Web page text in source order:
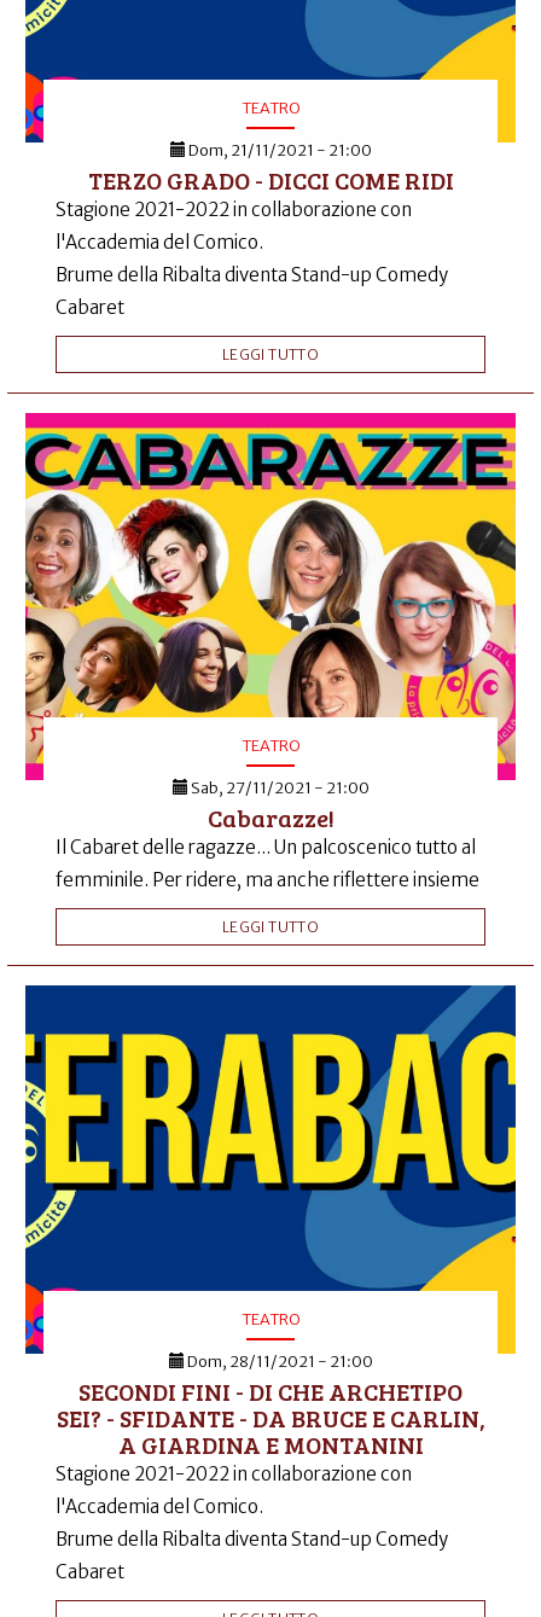
TEATRO
Dom, 21/11/2021 - 21:00
TERZO GRADO - DICCI COME RIDI
Stagione 2021-2022 in collaborazione con
l'Accademia del Comico.
Brume della Ribalta diventa Stand-up Comedy
Cabaret
LEGGI TUTTO
TEATRO
Sab, 27/11/2021 - 21:00
Cabarazze!
Il Cabaret delle ragazze... Un palcoscenico tutto al
femminile. Per ridere, ma anche riflettere insieme
LEGGI TUTTO
TEATRO
Dom, 28/11/2021 - 21:00
SECONDI FINI - DI CHE ARCHETIPO
SEI? - SFIDANTE - DA BRUCE E CARLIN,
A GIARDINA E MONTANINI
Stagione 2021-2022 in collaborazione con
l'Accademia del Comico.
Brume della Ribalta diventa Stand-up Comedy
Cabaret